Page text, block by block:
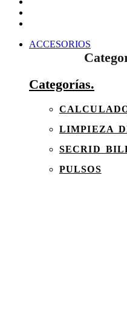
ACCESORIOS
Categorías.
LIMPIEZA
SECRID
PULSOS